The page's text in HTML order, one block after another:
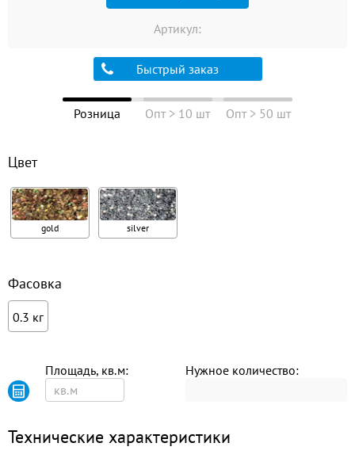
Артикул:
Быстрый заказ
Розница Опт > 10 шт Опт > 50 шт
Цвет
gold silver
Фасовка
0.3 кг
Площадь, кв.м: Нужное количество:
Технические характеристики